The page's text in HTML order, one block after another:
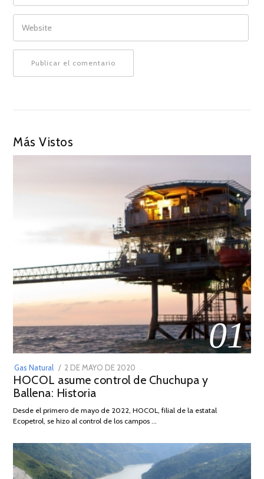
WEBSITE
Más Vistos
01
Gas Natural
POSTED
ON
2 DE MAYO DE 2020
DE
2026
HOCOL asume control de Chuchupa y
Ballena: Historia
Desde el primero de mayo de 2022, HOCOL, filial de la estatal
Ecopetrol, se hizo al control de los campos …